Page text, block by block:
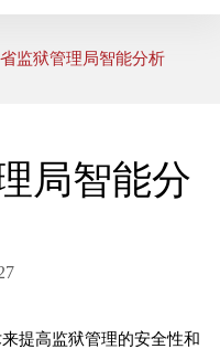
监狱管理局智能分析
局智能分
提高监狱管理的安全性和